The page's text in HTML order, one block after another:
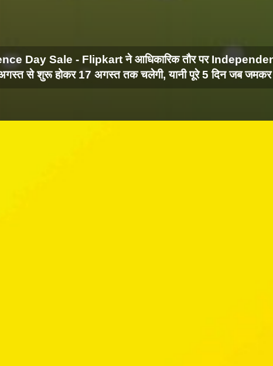
Day Sale - Flipkart ने आधिकारिक तौर पर
से शुरू होकर 17 अगस्त तक चलेगी, यानी पूरे 5 दिन जब जमकर